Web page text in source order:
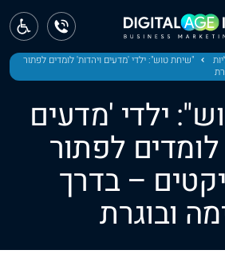
"שיחת טוש": ילדי 'מדעים ויהדות' לומדים לפתור
ילדי 'מדעים
לומדים לפתור
– בדרך
ובוגרת
ראשי
חדשות
מחוז חיפה
מחוז מרכז
מחוז דרום